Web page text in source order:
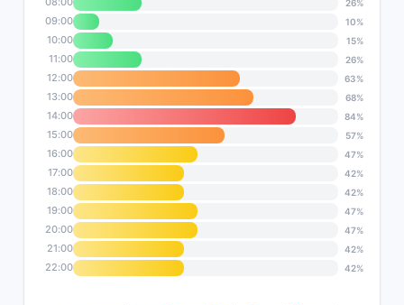
26%
09:00 10%
10:00 15%
11:00 26%
12:00 63%
13:00 68%
14:00 84%
15:00 57%
16:00 47%
17:00 42%
18:00 42%
19:00 47%
20:00 47%
21:00 42%
22:00 42%